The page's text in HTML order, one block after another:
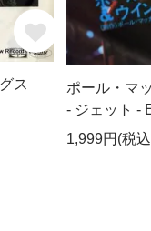
ス
ポール・マ
- ジェット -
1,999円(税